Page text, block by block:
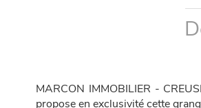
MARCON IMMOBILIER -
propose en exclusivité cette